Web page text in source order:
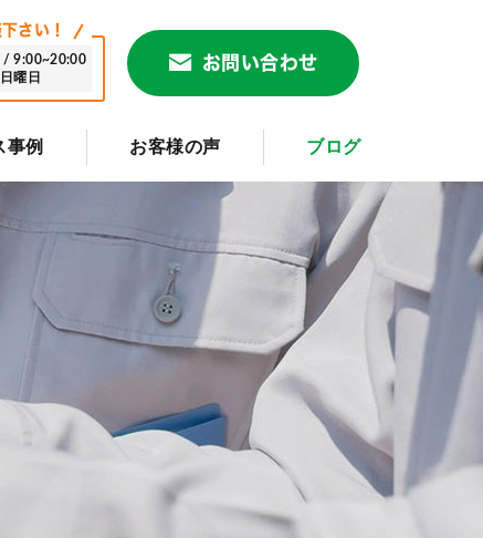
さい！
/ 9:00~20:00
曜日
お問い合わせ
事例 お客様の声 ブログ